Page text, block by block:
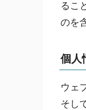
るこ
のを
個人
ウェ
そし